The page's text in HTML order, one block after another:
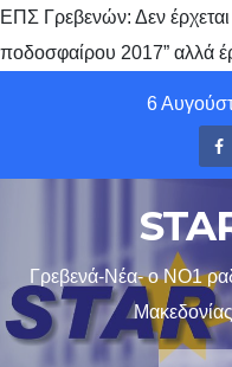
ΕΠΣ Γρεβενών: Δεν έρχεται
ποδοσφαίρου 2017” αλλά
6
Γρεβενά-Νέα- ο ΝΟ1